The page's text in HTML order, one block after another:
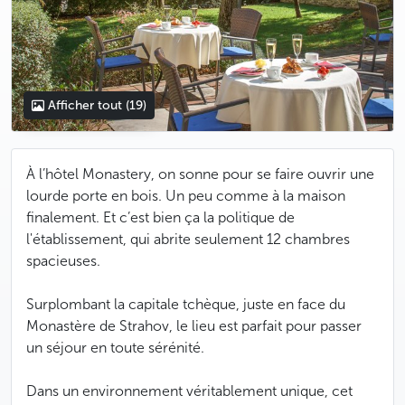
Afficher tout (19)
À l’hôtel Monastery, on sonne pour se faire ouvrir une
lourde porte en bois. Un peu comme à la maison
finalement. Et c’est bien ça la politique de
l'établissement, qui abrite seulement 12 chambres
spacieuses.
Surplombant la capitale tchèque, juste en face du
Monastère de Strahov, le lieu est parfait pour passer
un séjour en toute sérénité.
Dans un environnement véritablement unique, cet